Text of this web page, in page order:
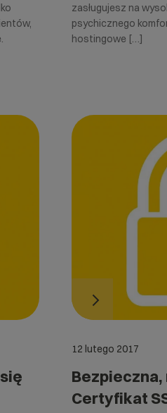
zasługujesz na
psychicznego
hostingowe […]
12 lutego 2017
Certyfikat